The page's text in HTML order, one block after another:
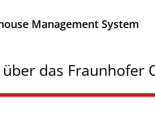
Management System
das Fraunhofer